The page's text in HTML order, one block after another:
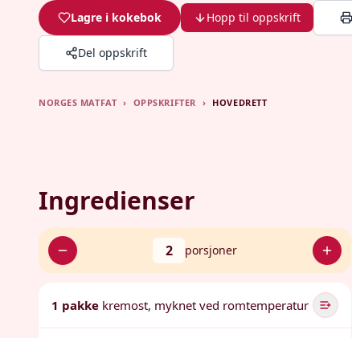
Lagre i kokebok Hopp til oppskrift
Del oppskrift
NORGES MATFAT › OPPSKRIFTER › HOVEDRETT
Ingredienser
2 porsjoner
1 pakke kremost, myknet ved romtemperatur